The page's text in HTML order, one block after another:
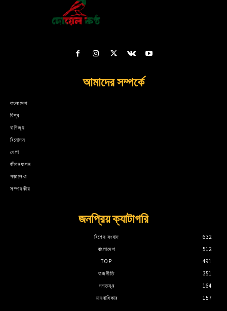
আমাদের সম্পর্কে
বাংলাদেশ
বিশ্ব
বাণিজ্য
বিনোদন
খেলা
জীবনযাপন
পড়ালেখা
সম্পাদকীয়
জনপ্রিয় ক্যাটাগরি
বিশেষ সংবাদ
632
বাংলাদেশ
512
TOP
491
রাজনীতি
351
গণতন্ত্র
164
মানবাধিকার
157